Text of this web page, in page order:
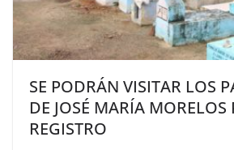
SE PODRÁN VISITAR LOS
DE JOSÉ MARÍA MORELOS
REGISTRO